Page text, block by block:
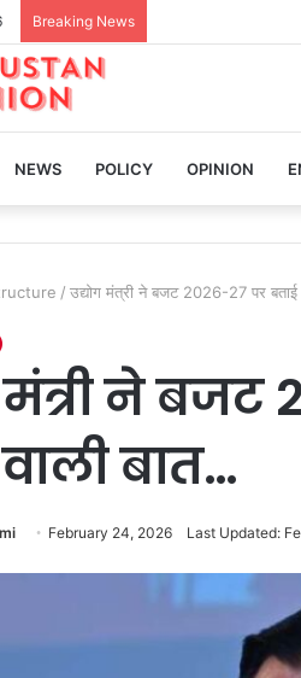
Breaking News
HOME
NEWS POLICY OPINION
/ उद्योग मंत्री ने बजट 2026-27 पर बताई
मंत्री ने बजट
बात…
February 24, 2026 Last Updated: